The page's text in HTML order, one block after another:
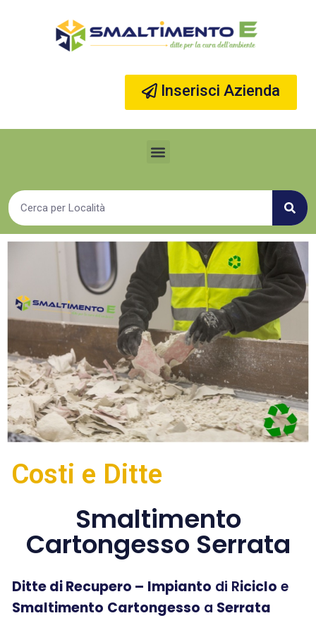
Inserisci Azienda
Costi e Ditte
Smaltimento
Cartongesso Serrata
Ditte di Recupero – Impianto di Riciclo e
Smaltimento Cartongesso a Serrata